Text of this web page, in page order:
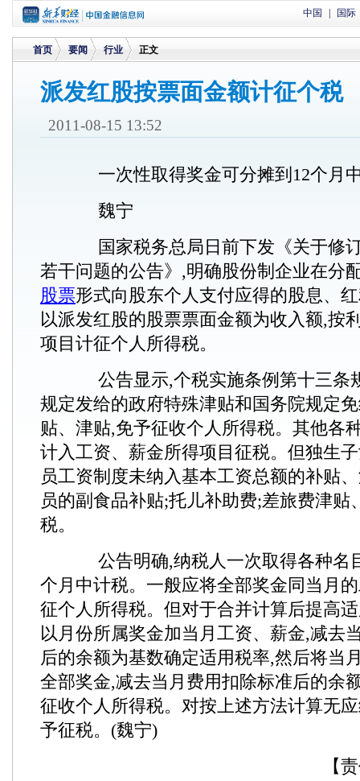
中国 国际
首页
>
要闻
>
行业 正文
派发红股按票面金额计征个税
2011-08-15 13:52
一次性取得奖金可分摊到12个月
魏宁
国家税务总局日前下发《关于修
若干问题的公告》,明确股份制企业在分
股票形式向股东个人支付应得的股息、
以派发红股的股票票面金额为收入额,按
项目计征个人所得税。
公告显示,个税实施条例第十三条
规定发给的政府特殊津贴和国务院规定
贴、津贴,免予征收个人所得税。其他各
计入工资、薪金所得项目征税。但独生
员工资制度未纳入基本工资总额的补贴
员的副食品补贴;托儿补助费;差旅费津贴
税。
公告明确,纳税人一次取得各种名
个月中计税。一般应将全部奖金同当月
征个人所得税。但对于合并计算后提高
以月份所属奖金加当月工资、薪金,减去
后的余额为基数确定适用税率,然后将当
全部奖金,减去当月费用扣除标准后的余
征收个人所得税。对按上述方法计算无
予征税。(魏宁)
【